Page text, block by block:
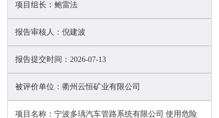
项目组长： 鲍雷法
报告审核人： 倪建波
报告提交时间： 2026-07-13
被评价单位： 衢州云恒矿业有限公司
项目名称： 宁波多瑀汽车管路系统有限公司 使用危险